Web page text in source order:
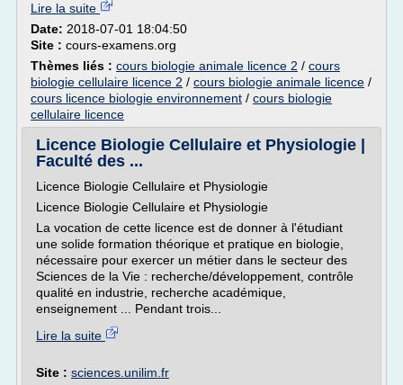
Lire la suite
Date: 2018-07-01 18:04:50
Site : cours-examens.org
Thèmes liés : cours biologie animale licence 2 / cours
biologie cellulaire licence 2 / cours biologie animale licence /
cours licence biologie environnement / cours biologie
cellulaire licence
Licence Biologie Cellulaire et Physiologie |
Faculté des ...
Licence Biologie Cellulaire et Physiologie
Licence Biologie Cellulaire et Physiologie
La vocation de cette licence est de donner à l'étudiant
une solide formation théorique et pratique en biologie,
nécessaire pour exercer un métier dans le secteur des
Sciences de la Vie : recherche/développement, contrôle
qualité en industrie, recherche académique,
enseignement ... Pendant trois...
Lire la suite
Site : sciences.unilim.fr